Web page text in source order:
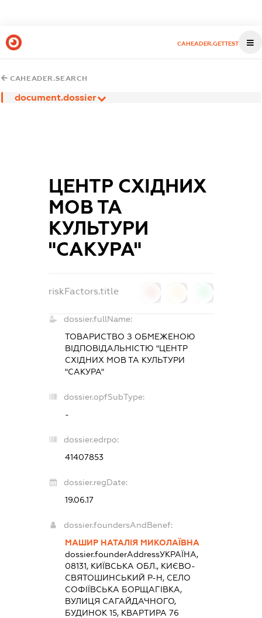
CAHEADER.GETTEST
CAHEADER.SEARCH
document.dossier
ЦЕНТР СХІДНИХ
МОВ ТА
КУЛЬТУРИ
"САКУРА"
riskFactors.title
dossier.fullName:
ТОВАРИСТВО З ОБМЕЖЕНОЮ
ВІДПОВІДАЛЬНІСТЮ "ЦЕНТР
СХІДНИХ МОВ ТА КУЛЬТУРИ
"САКУРА"
dossier.opfSubType:
-
dossier.edrpo:
41407853
dossier.regDate:
19.06.17
dossier.foundersAndBenef:
МАШИР НАТАЛІЯ МИКОЛАЇВНА
dossier.founderAddressУКРАЇНА,
08131, КИЇВСЬКА ОБЛ., КИЄВО-
СВЯТОШИНСЬКИЙ Р-Н, СЕЛО
СОФІЇВСЬКА БОРЩАГІВКА,
ВУЛИЦЯ САГАЙДАЧНОГО,
БУДИНОК 15, КВАРТИРА 76